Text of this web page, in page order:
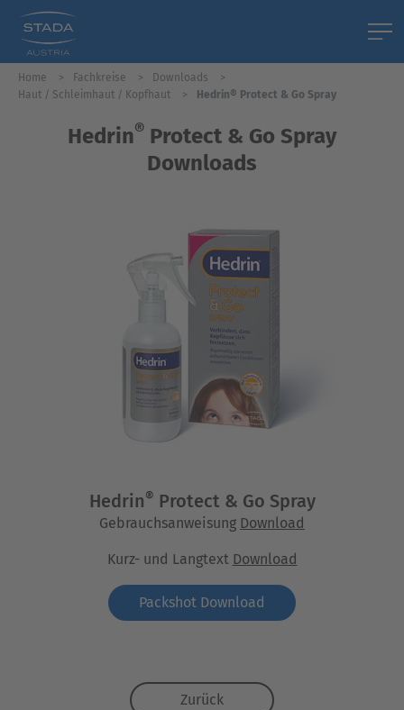
Home Fachkreise
Downloads
Haut / Schleimhaut / Kopfhaut
Hedrin® Protect & Go Spray
Hedrin® Protect & Go Spray
Downloads
Hedrin® Protect & Go Spray
Gebrauchsanweisung Download
Kurz- und Langtext Download
Packshot Download
Zurück